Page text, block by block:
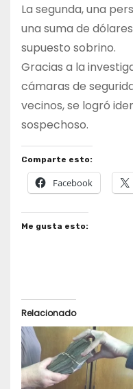
La segunda, una
una suma de
supuesto sobrino.
Gracias a la
cámaras de
vecinos, se logró
sospechoso.
Comparte esto:
Facebook
Me gusta esto:
Relacionado